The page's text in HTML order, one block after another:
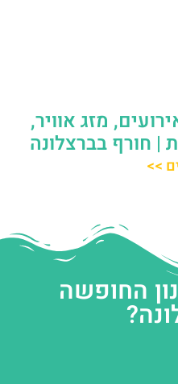
מזג אוויר,
חורף בברצלונה
>>
החופשה